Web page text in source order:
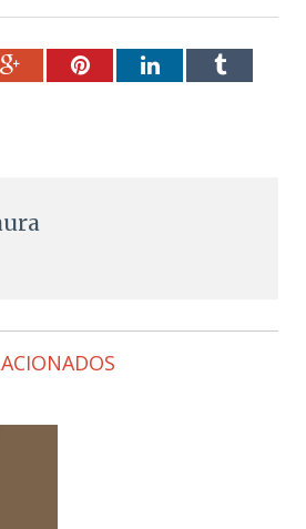
Google+PinterestLinkedInTumblr